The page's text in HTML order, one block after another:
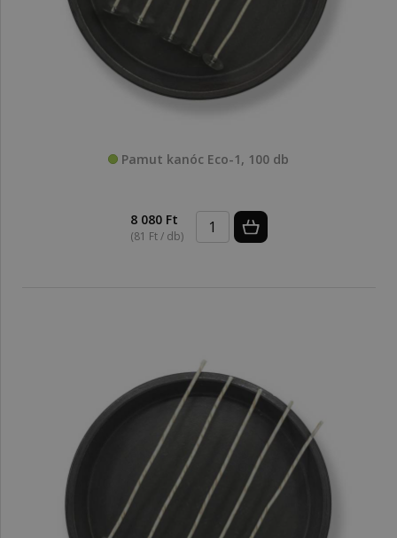
Pamut kanóc Eco-1, 100 db
8 080 Ft
(81 Ft / db)